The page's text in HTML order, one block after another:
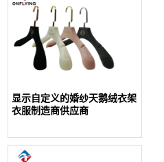
显示自定义的婚纱天鹅绒衣架
衣服制造商供应商